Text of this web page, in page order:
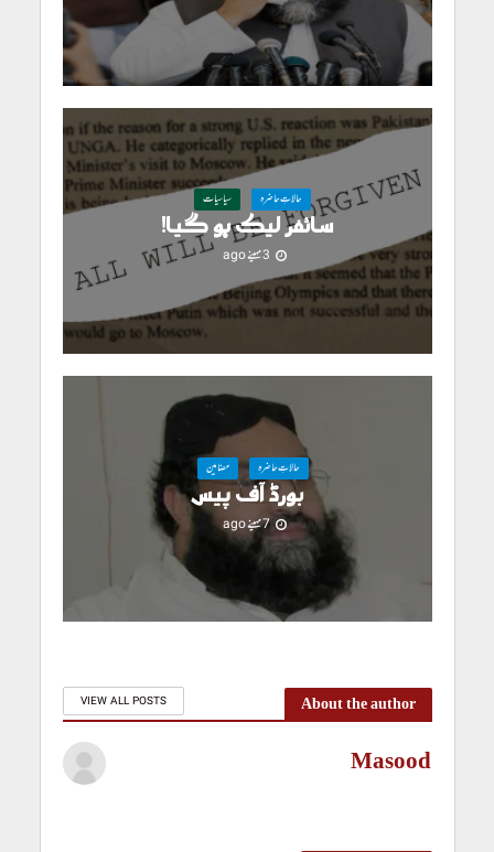
حالاتِ حاضرہ سیاسیات
سائفر لیک ہو گیا!
3 مہینے ago
حالاتِ حاضرہ مضامین
بورڈ آف پیس
7 مہینے ago
About the author
VIEW ALL POSTS
Masood